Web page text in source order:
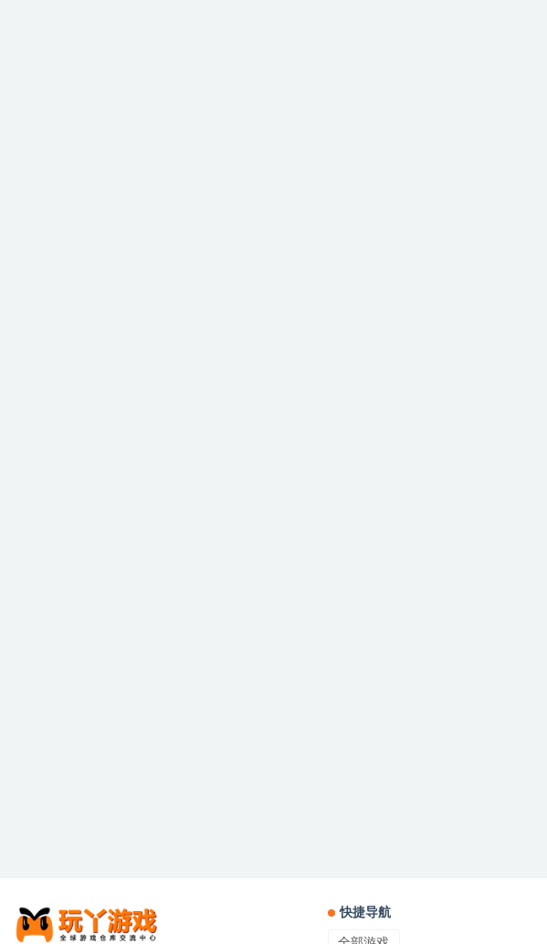
快捷导航